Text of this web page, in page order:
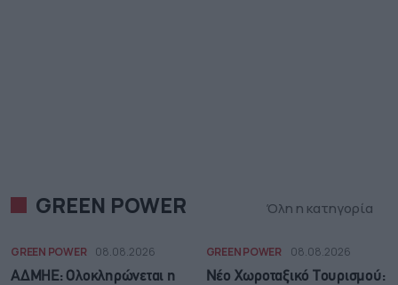
GREEN POWER Όλη η κατηγορία
GREEN POWER 08.08.2026
ΑΔΜΗΕ: Ολοκληρώνεται η
GREEN POWER 08.08.2026
Νέο Χωροταξικό Τουρισμού: